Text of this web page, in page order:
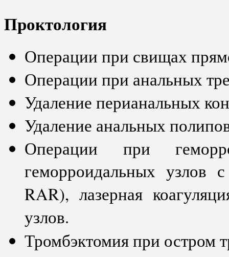
Проктология
Операции при свищах
Операции при анальных
Удаление перианальных
Удаление анальных
Операции при
геморроидальных узлов
RAR), лазерная
узлов.
Тромбэктомия при остром